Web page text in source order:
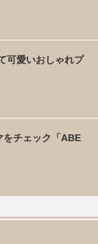
可愛いおしゃれプ
チェック「ABE